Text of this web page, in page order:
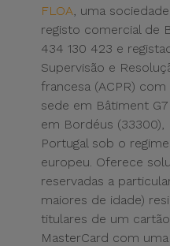
FLOA, uma
registo comercial de
434 130 423 e
Supervisão e
francesa (ACPR) com
sede em Bâtiment
em Bordéus (33300),
Portugal sob o
europeu. Oferece
reservadas a
maiores de idade)
titulares de um cartão
MasterCard com